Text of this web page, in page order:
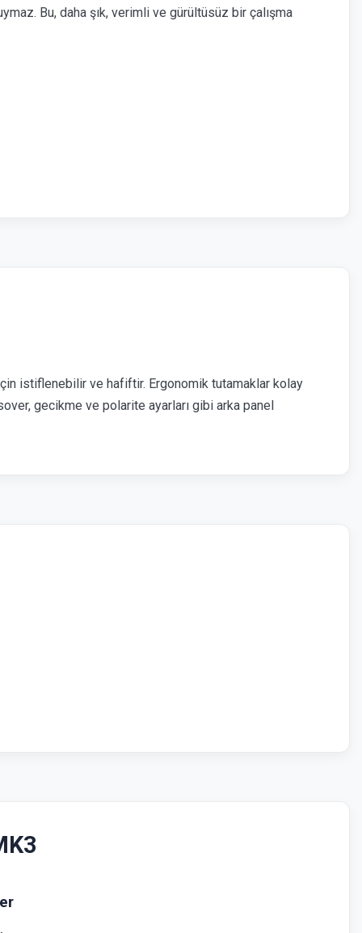
Bu, daha şık, verimli ve gürültüsüz bir çalışma
istiflenebilir ve hafiftir. Ergonomik tutamaklar kolay
gecikme ve polarite ayarları gibi arka panel